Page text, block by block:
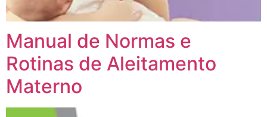
Manual de Normas e
Rotinas de Aleitamento
Materno